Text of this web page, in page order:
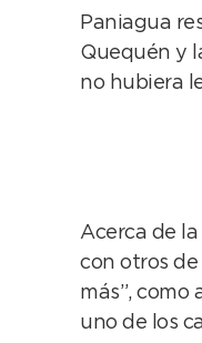
Paniagua
Quequén y
no hubiera
Acerca de
con otros
más”, como
uno de los